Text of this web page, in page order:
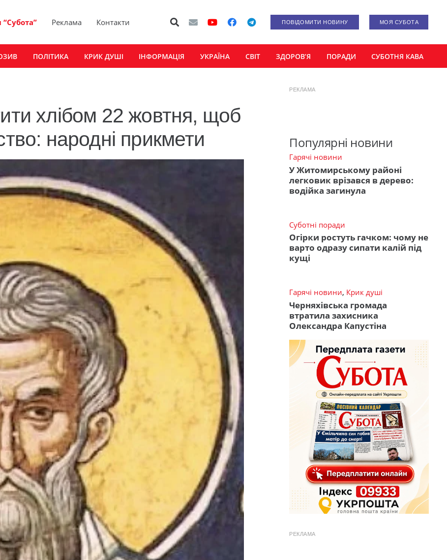
Реклама Контакти ПОВІДОМИТИ НОВИНУ МОЯ СУБОТА
ПОЛІТИКА КРИК ДУШІ ІНФОРМАЦІЯ УКРАЇНА СВІТ ЗДОРОВ’Я ПОРАДИ СУБОТНЯ КАВА
хлібом 22 жовтня, щоб
народні прикмети
РЕКЛАМА
Популярні новини
Гарячі новини
У Житомирському районі
легковик врізався в дерево:
водійка загинула
Суботні поради
Огірки ростуть гачком: чому не
варто одразу сипати калій під
кущі
Гарячі новини, Крик душі
Черняхівська громада
втратила захисника
Олександра Капустіна
РЕКЛАМА